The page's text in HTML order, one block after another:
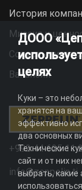
История
Миссия и
Социальная
Вакансии
+992 44 625 11
info@zeppelin.tj
ДООО
целях
Куки – это
хранятся на
эффективно
два основных
Технические
сайт и от них
выбрать, какие